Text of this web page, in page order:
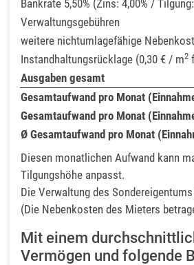
Bankrate 5,50% (Zins: 4,00% /
Verwaltungsgebühren
weitere nichtumlagefähige
Instandhaltungsrücklage (0,30 € / m2
Ausgaben gesamt
Gesamtaufwand pro Monat
Gesamtaufwand pro Monat
Ø Gesamtaufwand pro Monat
Diesen monatlichen Aufwand kann
Tilgungshöhe anpasst.
Die Verwaltung des
(Die Nebenkosten des Mieters
Mit einem
Vermögen und folgende